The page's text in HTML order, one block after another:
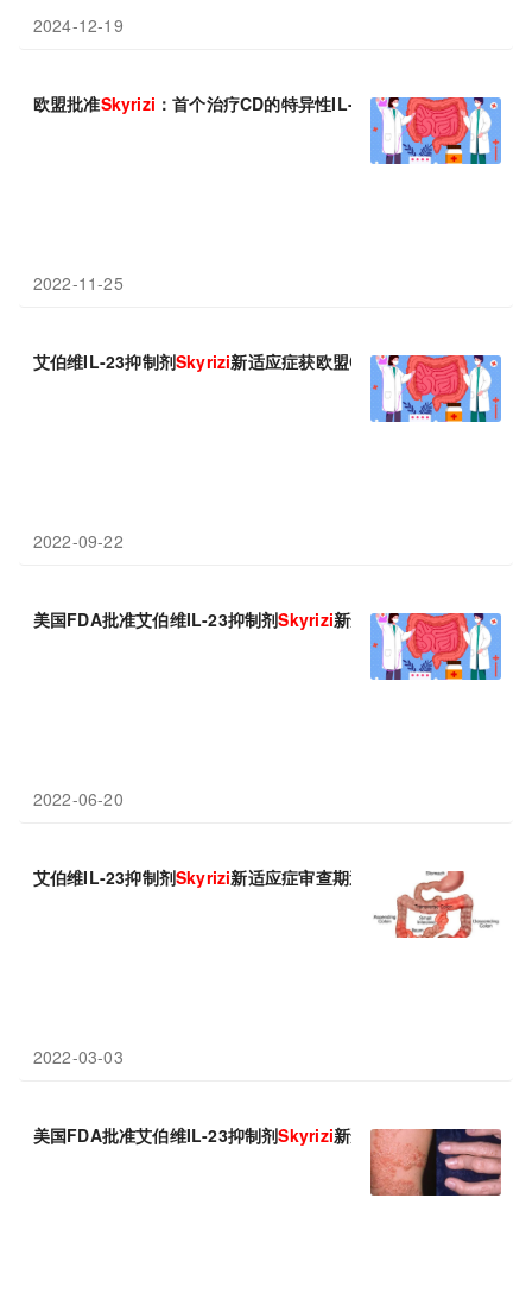
2024-12-19
欧盟批准Skyrizi ：首个治疗CD的特异性IL-23抑制剂！
2022-11-25
艾伯维IL-23抑制剂Skyrizi新适应症获欧盟CHMP建议批准!
2022-09-22
美国FDA批准艾伯维IL-23抑制剂Skyrizi新适应症!
2022-06-20
艾伯维IL-23抑制剂Skyrizi新适应症审查期遭美国FDA延长3个月!
2022-03-03
美国FDA批准艾伯维IL-23抑制剂Skyrizi新适应症：显著改善皮肤